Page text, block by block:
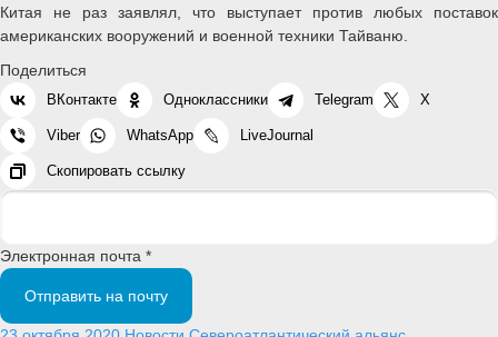
Китая не раз заявлял, что выступает против любых поставок
американских вооружений и военной техники Тайваню.
Поделиться
ВКонтакте Одноклассники Telegram X
Viber WhatsApp LiveJournal
Скопировать ссылку
Электронная почта *
Отправить на почту